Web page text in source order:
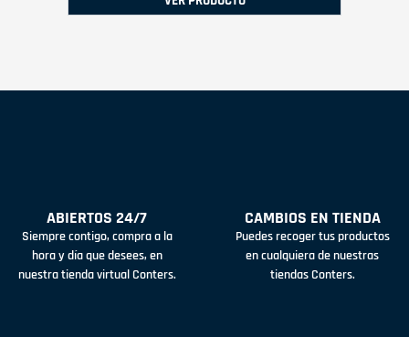
ABIERTOS 24/7
Siempre contigo, compra a la
hora y día que desees, en
nuestra tienda virtual Conters.
CAMBIOS EN TIENDA
Puedes recoger tus productos
en cualquiera de nuestras
tiendas Conters.